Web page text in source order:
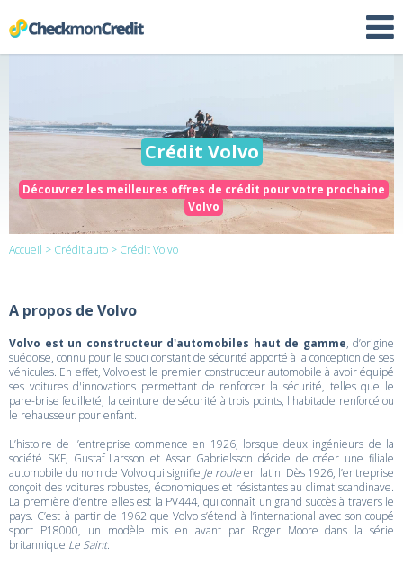
Crédit Volvo
Découvrez les meilleures offres de crédit pour votre prochaine
Volvo
Accueil > Crédit auto > Crédit Volvo
A propos de Volvo
Volvo est un constructeur d'automobiles haut de gamme, d’origine
suédoise, connu pour le souci constant de sécurité apporté à la conception de ses
véhicules. En effet, Volvo est le premier constructeur automobile à avoir équipé
ses voitures d'innovations permettant de renforcer la sécurité, telles que le
pare-brise feuilleté, la ceinture de sécurité à trois points, l'habitacle renforcé ou
le rehausseur pour enfant.
L’histoire de l’entreprise commence en 1926, lorsque deux ingénieurs de la
société SKF, Gustaf Larsson et Assar Gabrielsson décide de créer une filiale
automobile du nom de Volvo qui signifie Je rouleen latin. Dès 1926, l’entreprise
conçoit des voitures robustes, économiques et résistantes au climat scandinave.
La première d’entre elles est la PV444, qui connaît un grand succès à travers le
pays. C’est à partir de 1962 que Volvo s’étend à l’international avec son coupé
sport P18000, un modèle mis en avant par Roger Moore dans la série
britannique Le Saint.